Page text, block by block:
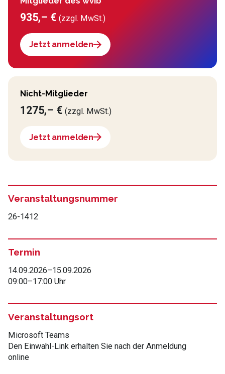
935,– €(zzgl. MwSt.)
Jetzt anmelden
Nicht-Mitglieder
1275,– €(zzgl. MwSt.)
Jetzt anmelden
Veranstaltungsnummer
26-1412
Termin
14.09.2026–15.09.2026
09:00–17:00 Uhr
Veranstaltungsort
Microsoft Teams
Den Einwahl-Link erhalten Sie nach der Anmeldung
online